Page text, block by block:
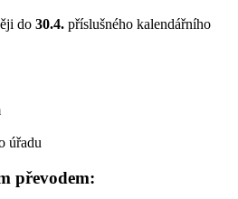
do 30.4. příslušného kalendářního
úřadu
převodem: